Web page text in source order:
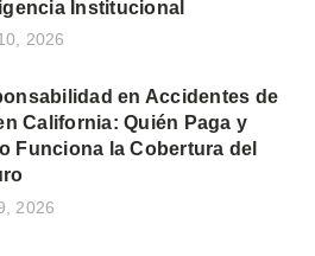
Institucional
2026
en Accidentes de
California: Quién Paga y
Funciona la Cobertura del
2026